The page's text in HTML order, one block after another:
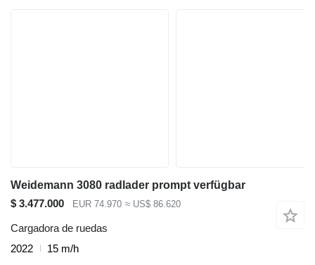
Weidemann 3080 radlader prompt verfügbar
$ 3.477.000
EUR 74.970 ≈ US$ 86.620
Cargadora de ruedas
2022
15 m/h